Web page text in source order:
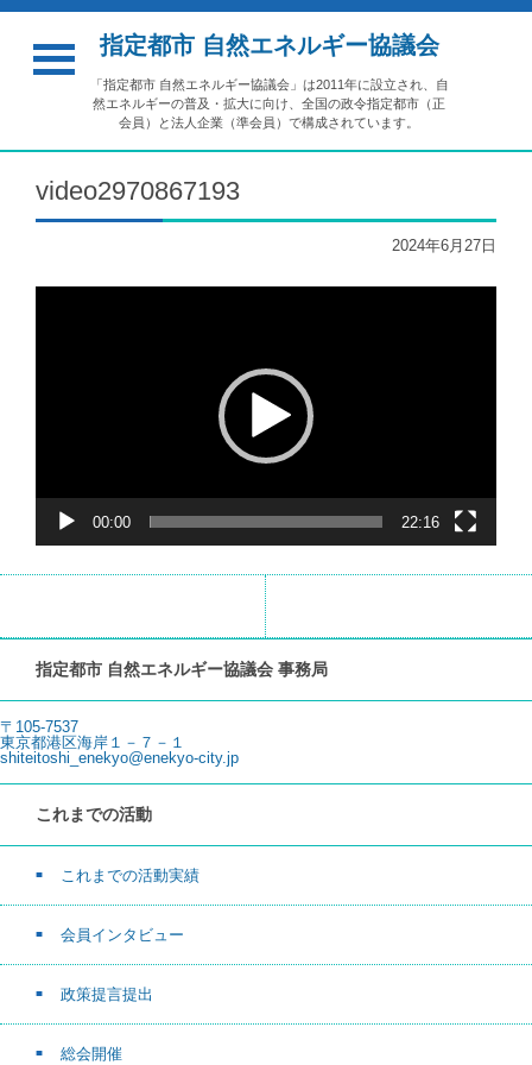
指定都市 自然エネルギー協議会
「指定都市 自然エネルギー協議会」は2011年に設立され、自
然エネルギーの普及・拡大に向け、全国の政令指定都市（正
会員）と法人企業（準会員）で構成されています。
video2970867193
2024年6月27日
00:00 22:16
指定都市 自然エネルギー協議会 事務局
〒105-7537
東京都港区海岸１－７－１
shiteitoshi_enekyo@enekyo-city.jp
これまでの活動
これまでの活動実績
会員インタビュー
政策提言提出
総会開催